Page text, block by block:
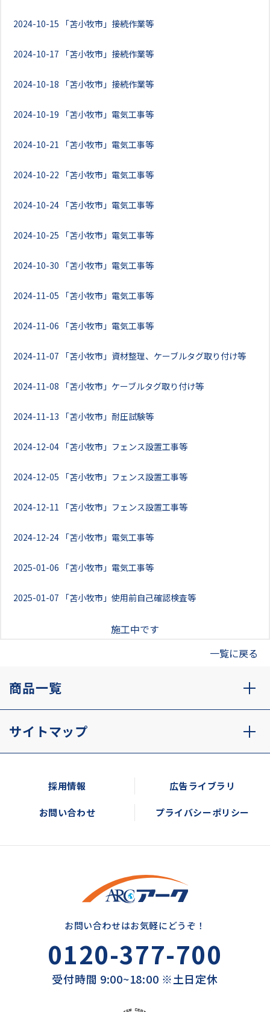
2024-10-15 「苫小牧市」接続作業等
2024-10-17 「苫小牧市」接続作業等
2024-10-18 「苫小牧市」接続作業等
2024-10-19 「苫小牧市」電気工事等
2024-10-21 「苫小牧市」電気工事等
2024-10-22 「苫小牧市」電気工事等
2024-10-24 「苫小牧市」電気工事等
2024-10-25 「苫小牧市」電気工事等
2024-10-30 「苫小牧市」電気工事等
2024-11-05 「苫小牧市」電気工事等
2024-11-06 「苫小牧市」電気工事等
2024-11-07 「苫小牧市」資材整理、ケーブルタグ取り付け等
2024-11-08 「苫小牧市」ケーブルタグ取り付け等
2024-11-13 「苫小牧市」耐圧試験等
2024-12-04 「苫小牧市」フェンス設置工事等
2024-12-05 「苫小牧市」フェンス設置工事等
2024-12-11 「苫小牧市」フェンス設置工事等
2024-12-24 「苫小牧市」電気工事等
2025-01-06 「苫小牧市」電気工事等
2025-01-07 「苫小牧市」使用前自己確認検査等
施工中です
一覧に戻る
商品一覧
サイトマップ
採用情報 広告ライブラリ
お問い合わせ プライバシーポリシー
お問い合わせはお気軽にどうぞ！
0120-377-700
受付時間 9:00~18:00 ※土日定休